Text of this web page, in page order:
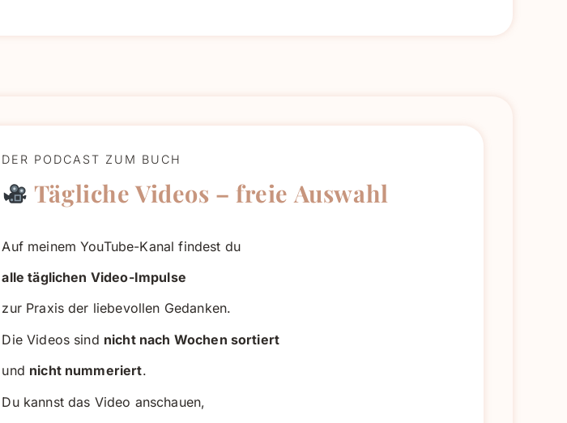
DER PODCAST ZUM BUCH
Tägliche Videos – freie Auswahl
Auf meinem YouTube-Kanal findest du
alle täglichen Video-Impulse
zur Praxis der liebevollen Gedanken.
Die Videos sind nicht nach Wochen sortiert
und nicht nummeriert.
Du kannst das Video anschauen,